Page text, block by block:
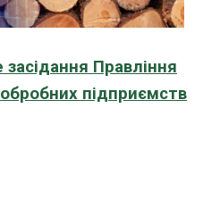
Правління
підприємств